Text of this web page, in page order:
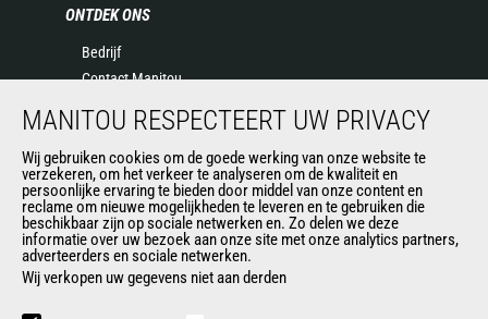
ONTDEK ONS
Bedrijf
Contact Manitou
Evenementen
Nieuws
Geschiedenis
General Terms and Conditions of Sale
ANDERE GROEPSSITES
MANITOU RESPECTEERT UW PRIVACY
Wij gebruiken cookies om de goede werking van onze website te
verzekeren, om het verkeer te analyseren om de kwaliteit en
persoonlijke ervaring te bieden door middel van onze content en
reclame om nieuwe mogelijkheden te leveren en te gebruiken die
beschikbaar zijn op sociale netwerken en. Zo delen we deze
informatie over uw bezoek aan onze site met onze analytics partners,
adverteerders en sociale netwerken.
Wij verkopen uw gegevens niet aan derden